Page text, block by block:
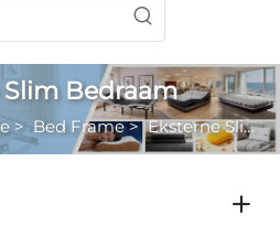
Bedraam
>Bed Frame>Eksterne Slim Bedraam